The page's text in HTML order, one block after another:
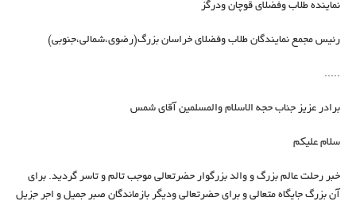
نماینده طلاب وفضلای قوچان ودرگز
رئیس مجمع نمایندگان طلاب وفضلای خراسان بزرگ(رضوی،شمالی،جنوبی)
.....
برادر عزیز جناب حجه الاسلام والمسلمین آقای شمس
سلام علیکم
خبر رحلت عالم بزرگ و والد بزرگوار حضرتعالی موجب تالم و تاسر گردید. برای
آن بزرگ جایگاه متعالی و برای حضرتعالی ودیگر بازماندگان صبر جمیل و اجر جزیل